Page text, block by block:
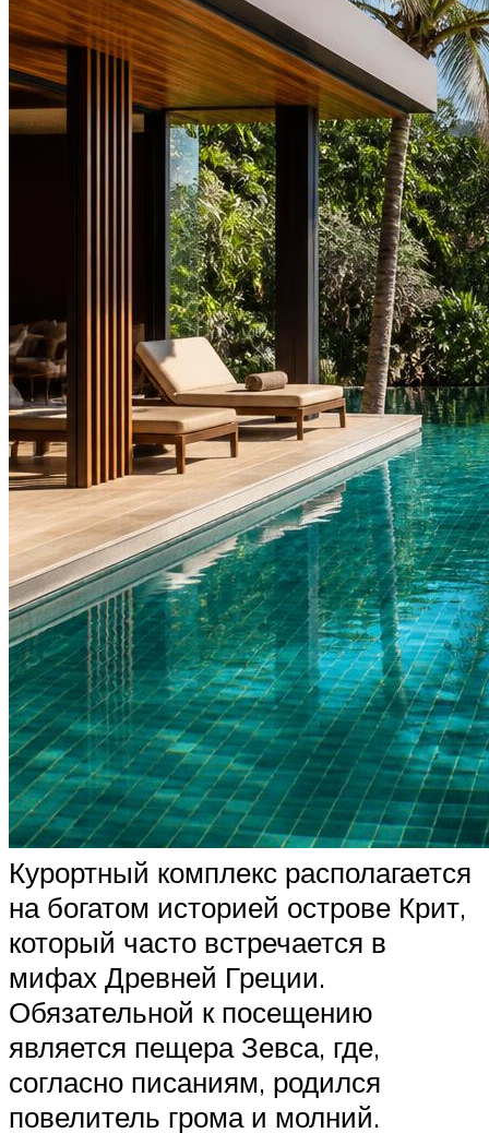
Курортный комплекс располагается
на богатом историей острове Крит,
который часто встречается в
мифах Древней Греции.
Обязательной к посещению
является пещера Зевса, где,
согласно писаниям, родился
повелитель грома и молний.